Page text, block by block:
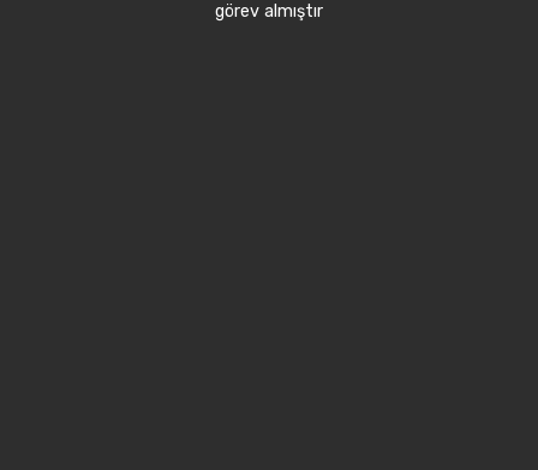
görev almıştır